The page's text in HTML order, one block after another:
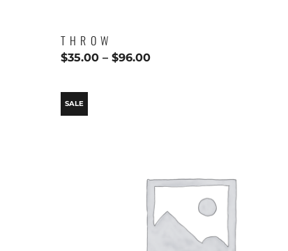
THROW
$35.00 – $96.00
SALE